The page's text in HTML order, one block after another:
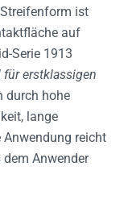
ist
auf
Serie 1913
für erstklassigen
durch hohe
lange
reicht
Anwender